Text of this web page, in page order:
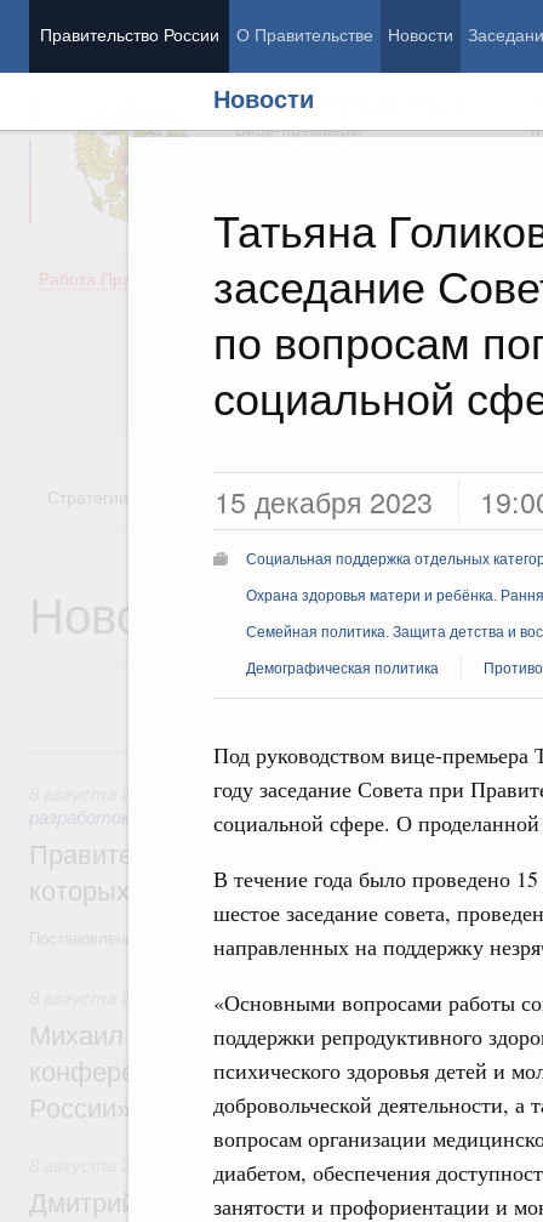
Правительство России О Правительстве Новости
Новости
Татьяна
заседание
по вопросам
социальной
15 декабря 2023
Социальная поддержка отдельных
Охрана здоровья матери и ребёнка.
Семейная политика. Защита детства и
Демографическая политика
Под руководством вице-премьера
году заседание Совета при
социальной сфере. О проделанной
В течение года было проведено
шестое заседание совета,
направленных на поддержку
«Основными вопросами работы
поддержки репродуктивного
психического здоровья детей и
добровольческой деятельности,
вопросам организации
диабетом, обеспечения
занятости и профориентации и
Председатель Правительства
Вице-премьеры
Работа Правительства
Демография
Здоровье
Культура
Государство
Стратегии Государственные программы
Новости
8 августа, суббота
Государственная политика в сфере
разработок
Правительство расширило перечень
которых освобождаются от НДФЛ
Отрасль информационных технологий
Михаил Мишустин дал поручения по
конференции «Цифровая индустрия
России»
Спорт высших достижений и массовый
Дмитрий Чернышенко и Михаил